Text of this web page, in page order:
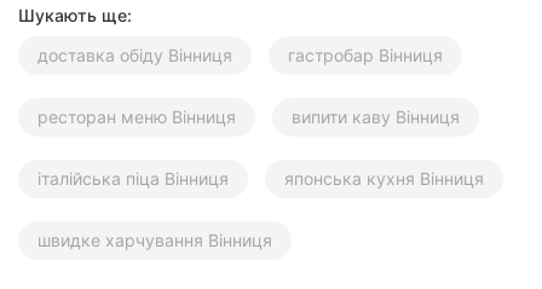
Шукають ще:
доставка обіду Вінниця
гастробар Вінниця
ресторан меню Вінниця випити каву Вінниця
італійська піца Вінниця японська кухня Вінниця
швидке харчування Вінниця